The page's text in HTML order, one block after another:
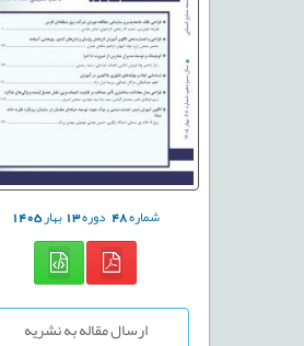
شماره48 دوره13بهار1405
ارسال مقاله به نشریه